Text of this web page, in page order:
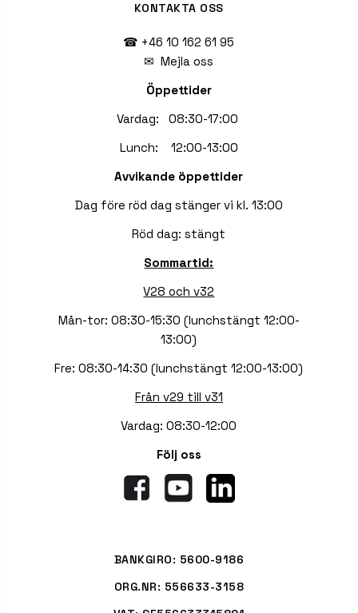
KONTAKTA OSS
☎ +46 10 162 61 95
✉Mejla oss
Öppettider
Vardag: 08:30-17:00
Lunch: 12:00-13:00
Avvikande öppettider
Dag före röd dag stänger vi kl. 13:00
Röd dag: stängt
Sommartid:
V28 och v32
Mån-tor: 08:30-15:30 (lunchstängt 12:00-
13:00)
Fre: 08:30-14:30 (lunchstängt 12:00-13:00)
Från v29 till v31
Vardag: 08:30-12:00
Följ oss
BANKGIRO: 5600-9186
ORG.NR: 556633-3158